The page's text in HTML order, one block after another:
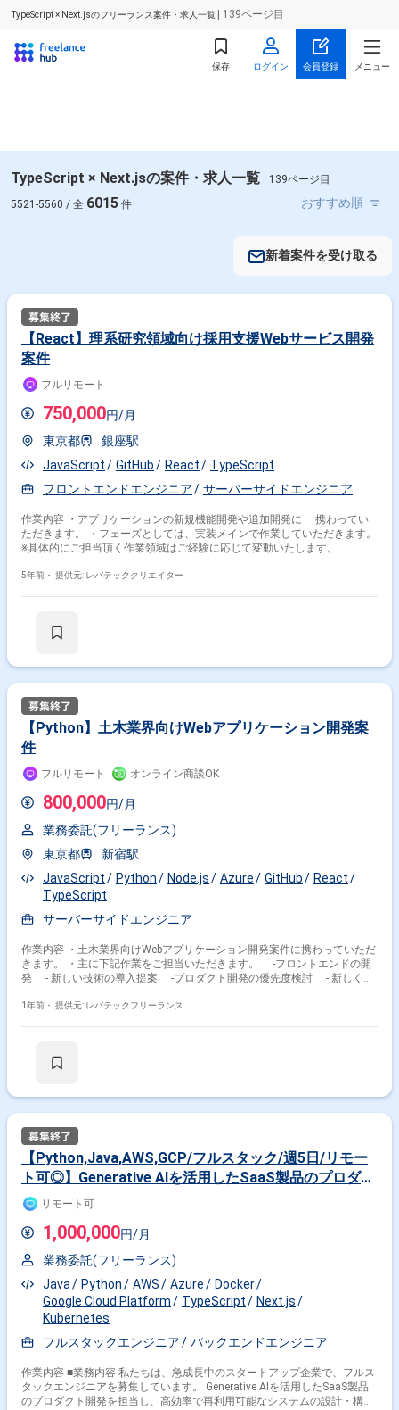
TypeScript × Next.jsのフリーランス案件・求人一覧 | 139ページ目
保存 ログイン 会員登録 メニュー
TypeScript × Next.jsの案件・求人一覧
139ページ目
5521-5560 / 全 6015 件
新着案件を受け取る
【React】理系研究領域向け採用支援Webサービス開発
案件
フルリモート
750,000円/月
東京都
銀座駅
JavaScript
GitHub React
TypeScript
フロントエンドエンジニア
サーバーサイドエンジニア
作業内容 ・アプリケーションの新規機能開発や追加開発に 携わってい
ただきます。 ・フェーズとしては、実装メインで作業していただきます。
※具体的にご担当頂く作業領域はご経験に応じて変動いたします。
5年前・ 提供元: レバテッククリエイター
【Python】土木業界向けWebアプリケーション開発案
件
フルリモート オンライン商談OK
800,000円/月
業務委託(フリーランス)
東京都
新宿駅
JavaScript
Python Node.js Azure GitHub
React
TypeScript
サーバーサイドエンジニア
作業内容 ・土木業界向けWebアプリケーション開発案件に携わっていただ
きます。 ・主に下記作業をご担当いただきます。 -フロントエンドの開
発 - 新しい技術の導入提案 -プロダクト開発の優先度検討 - 新しく出
改善
1年前・ 提供元: レバテックフリーランス
【Python,Java,AWS,GCP/フルスタック/週5日/リモー
ト可◎】Generative AIを活用したSaaS製品のプロダク
ト開発、およびシステムの設計・構築業務！
（jd01755）
リモート可
1,000,000円/月
業務委託(フリーランス)
Java
Python AWS Azure
Docker
Google Cloud Platform
TypeScript
Next.js
Kubernetes
フルスタックエンジニア
バックエンドエンジニア
作業内容 ■業務内容 私たちは、急成長中のスタートアップ企業で、フルス
タックエンジニアを募集しています。 Generative AIを活用したSaaS製品
のプロダクト開発を担当し、高効率で再利用可能なシステムの設計・構